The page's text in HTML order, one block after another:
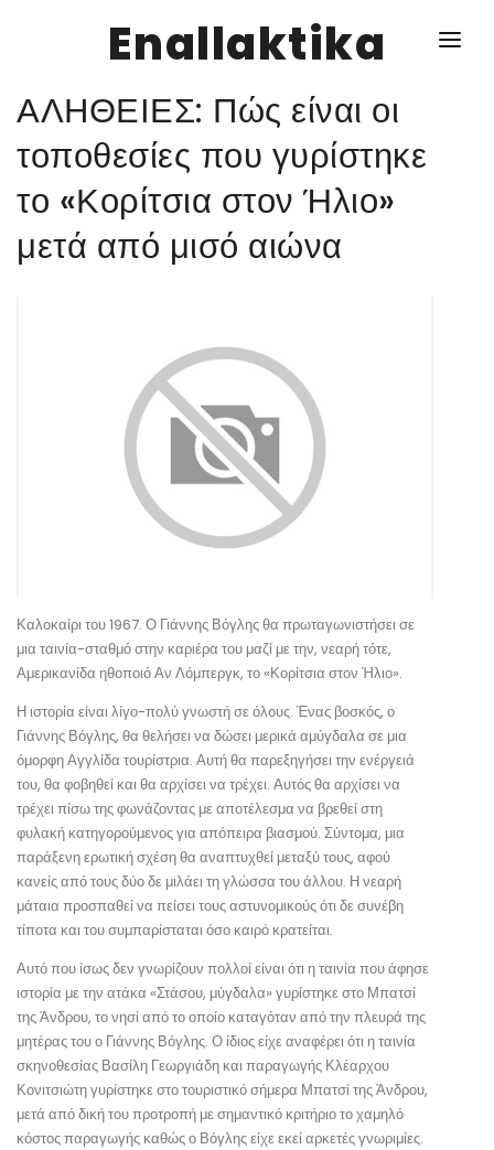
Enallaktika
ΥΓΕΙΑ
ΣΥΝΤΑΓΕΣ
ΚΑΛΛΙΕΡΓΕΙΕΣ
ΑΛΗΘΕΙΕΣ: Πώς είναι οι
τοποθεσίες που γυρίστηκε
το «Κορίτσια στον Ήλιο»
μετά από μισό αιώνα
Καλοκαίρι του 1967. Ο Γιάννης Βόγλης θα πρωταγωνιστήσει σε
μια ταινία-σταθμό στην καριέρα του μαζί με την, νεαρή τότε,
Αμερικανίδα ηθοποιό Αν Λόμπεργκ, το «Κορίτσια στον Ήλιο».
Η ιστορία είναι λίγο-πολύ γνωστή σε όλους. Ένας βοσκός, ο
Γιάννης Βόγλης, θα θελήσει να δώσει μερικά αμύγδαλα σε μια
όμορφη Αγγλίδα τουρίστρια. Αυτή θα παρεξηγήσει την ενέργειά
του, θα φοβηθεί και θα αρχίσει να τρέχει. Αυτός θα αρχίσει να
τρέχει πίσω της φωνάζοντας με αποτέλεσμα να βρεθεί στη
φυλακή κατηγορούμενος για απόπειρα βιασμού. Σύντομα, μια
παράξενη ερωτική σχέση θα αναπτυχθεί μεταξύ τους, αφού
κανείς από τους δύο δε μιλάει τη γλώσσα του άλλου. Η νεαρή
μάταια προσπαθεί να πείσει τους αστυνομικούς ότι δε συνέβη
τίποτα και του συμπαρίσταται όσο καιρό κρατείται.
Αυτό που ίσως δεν γνωρίζουν πολλοί είναι ότι η ταινία που άφησε
ιστορία με την ατάκα «Στάσου, μύγδαλα» γυρίστηκε στο Μπατσί
της Άνδρου, το νησί από το οποίο καταγόταν από την πλευρά της
μητέρας του ο Γιάννης Βόγλης. Ο ίδιος είχε αναφέρει ότι η ταινία
σκηνοθεσίας Βασίλη Γεωργιάδη και παραγωγής Κλέαρχου
Κονιτσιώτη γυρίστηκε στο τουριστικό σήμερα Μπατσί της Άνδρου,
μετά από δική του προτροπή με σημαντικό κριτήριο το χαμηλό
κόστος παραγωγής καθώς ο Βόγλης είχε εκεί αρκετές γνωριμίες.